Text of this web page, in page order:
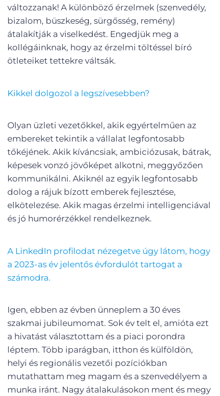
változzanak! A különböző érzelmek (szenvedély,
bizalom, büszkeség, sürgősség, remény)
átalakítják a viselkedést. Engedjük meg a
kollégáinknak, hogy az érzelmi töltéssel bíró
ötleteiket tettekre váltsák.
Kikkel dolgozol a legszívesebben?
Olyan üzleti vezetőkkel, akik egyértelműen az
embereket tekintik a vállalat legfontosabb
tőkéjének. Akik kíváncsiak, ambiciózusak, bátrak,
képesek vonzó jövőképet alkotni, meggyőzően
kommunikálni. Akiknél az egyik legfontosabb
dolog a rájuk bízott emberek fejlesztése,
elkötelezése. Akik magas érzelmi intelligenciával
és jó humorérzékkel rendelkeznek.
A LinkedIn profilodat nézegetve úgy látom, hogy
a 2023-as év jelentős évfordulót tartogat a
számodra.
Igen, ebben az évben ünneplem a 30 éves
szakmai jubileumomat. Sok év telt el, amióta ezt
a hivatást választottam és a piaci porondra
léptem. Több iparágban, itthon és külföldön,
helyi és regionális vezetői pozíciókban
mutathattam meg magam és a szenvedélyem a
munka iránt. Nagy átalakulásokon ment és megy